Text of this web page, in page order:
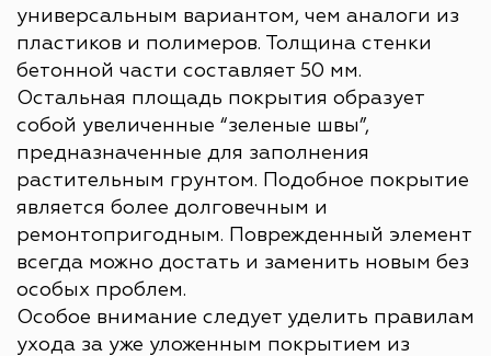
универсальным вариантом, чем аналоги из
пластиков и полимеров. Толщина стенки
бетонной части составляет 50 мм.
Остальная площадь покрытия образует
собой увеличенные “зеленые швы”,
предназначенные для заполнения
растительным грунтом. Подобное покрытие
является более долговечным и
ремонтопригодным. Поврежденный элемент
всегда можно достать и заменить новым без
особых проблем.
Особое внимание следует уделить правилам
ухода за уже уложенным покрытием из